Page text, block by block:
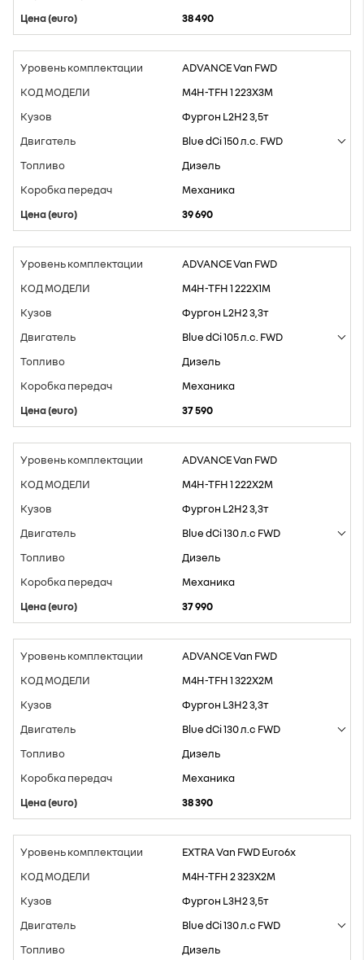
38 490
ADVANCE Van FWD
M4H-TFH 1 223X3M
Фургон L2H2 3,5т
Blue dCi 150 л.с. FWD
Дизель
Mеханика
39 690
ADVANCE Van FWD
M4H-TFH 1 222X1M
Фургон L2H2 3,3т
Blue dCi 105 л.с. FWD
Дизель
Mеханика
37 590
ADVANCE Van FWD
M4H-TFH 1 222X2M
Фургон L2H2 3,3т
Blue dCi 130 л.с FWD
Дизель
Mеханика
37 990
ADVANCE Van FWD
M4H-TFH 1 322X2M
Фургон L3H2 3,3т
Blue dCi 130 л.с FWD
Дизель
Mеханика
38 390
EXTRA Van FWD Euro6x
M4H-TFH 2 323X2M
Фургон L3H2 3,5т
Blue dCi 130 л.с FWD
Дизель